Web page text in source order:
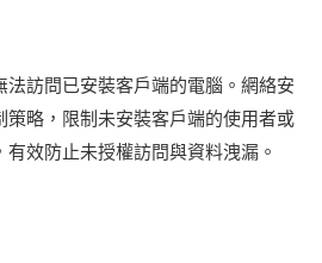
法訪問已安裝客戶端的電腦。網絡安
略，限制未安裝客戶端的使用者或
效防止未授權訪問與資料洩漏。